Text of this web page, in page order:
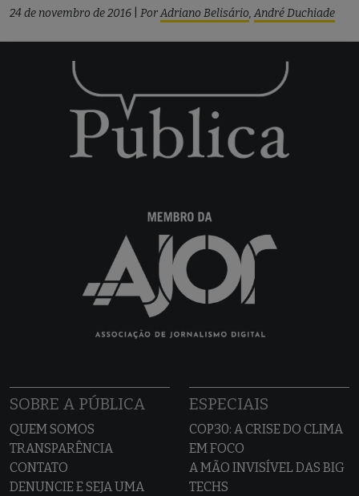
24 de novembro de 2016 PorAdriano Belisário,André Duchiade
SOBRE A PÚBLICA
QUEM SOMOS
TRANSPARÊNCIA
CONTATO
DENUNCIE E SEJA UMA
ESPECIAIS
COP30: A CRISE DO CLIMA
EM FOCO
A MÃO INVISÍVEL DAS BIG
TECHS